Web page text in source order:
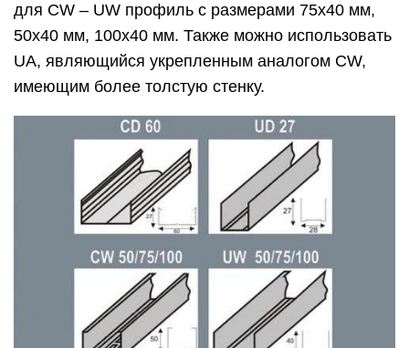
для CW – UW профиль с размерами 75х40 мм,
50х40 мм, 100х40 мм. Также можно использовать
UA, являющийся укрепленным аналогом CW,
имеющим более толстую стенку.